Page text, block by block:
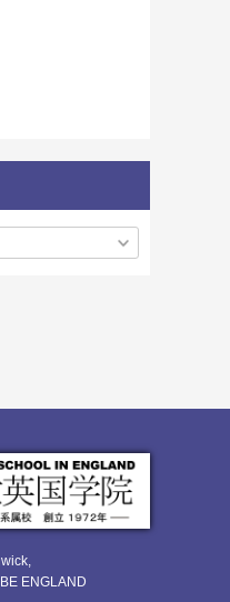
ENGLAND